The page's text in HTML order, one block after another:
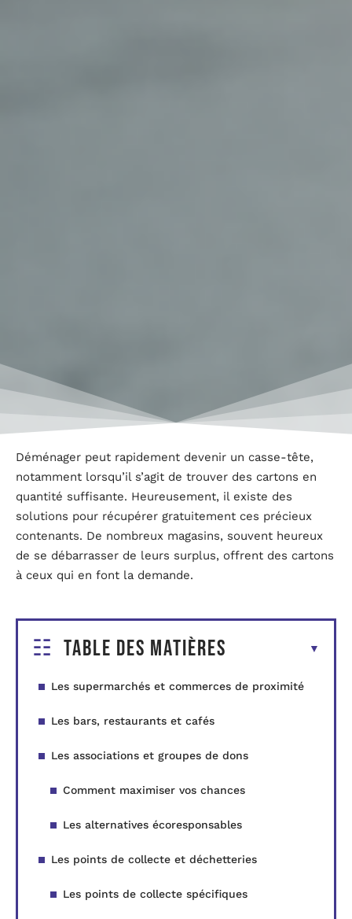
Déménager peut rapidement devenir un casse-tête,
notamment lorsqu’il s’agit de trouver des cartons en
quantité suffisante. Heureusement, il existe des
solutions pour récupérer gratuitement ces précieux
contenants. De nombreux magasins, souvent heureux
de se débarrasser de leurs surplus, offrent des cartons
à ceux qui en font la demande.
Table des matières
Les supermarchés et commerces de proximité
Les bars, restaurants et cafés
Les associations et groupes de dons
Comment maximiser vos chances
Les alternatives écoresponsables
Les points de collecte et déchetteries
Les points de collecte spécifiques